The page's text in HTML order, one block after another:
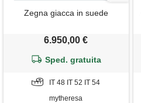
Zegna giacca in suede
6.950,00 €
Sped. gratuita
IT 48 IT 52 IT 54
mytheresa